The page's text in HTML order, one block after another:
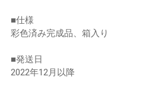
■仕様
彩色済み完成品、箱入り
■発送日
2022年12月以降